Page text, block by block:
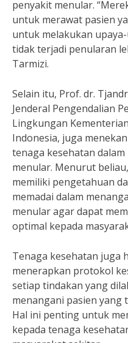
penyakit menular.
untuk merawat pasien
untuk melakukan
tidak terjadi penularan
Tarmizi.
Selain itu, Prof. dr.
Jenderal Pengendalian
Lingkungan
Indonesia, juga
tenaga kesehatan
menular. Menurut
memiliki pengetahuan
memadai dalam
menular agar dapat
optimal kepada
Tenaga kesehatan juga
menerapkan protokol
setiap tindakan yang
menangani pasien yang
Hal ini penting untuk
kepada tenaga